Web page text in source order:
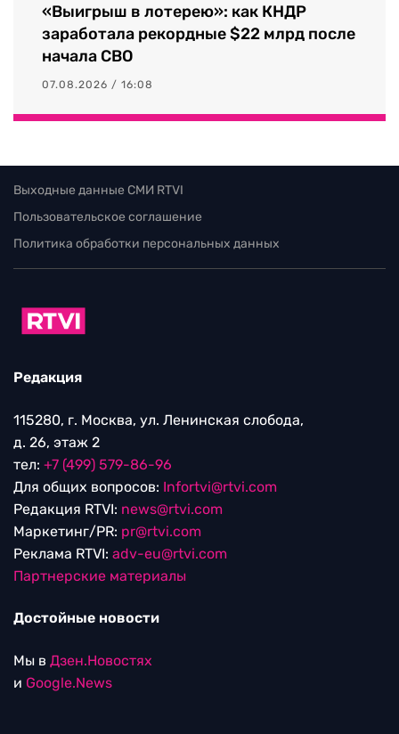
«Выигрыш в лотерею»: как КНДР
заработала рекордные $22 млрд после
начала СВО
07.08.2026 / 16:08
Выходные данные СМИ RTVI
Пользовательское соглашение
Политика обработки персональных данных
Редакция
115280, г. Москва, ул. Ленинская слобода,
д. 26, этаж 2
тел: +7 (499) 579-86-96
Для общих вопросов: Infortvi@rtvi.com
Редакция RTVI: news@rtvi.com
Маркетинг/PR: pr@rtvi.com
Реклама RTVI: adv-eu@rtvi.com
Партнерские материалы
Достойные новости
Мы в Дзен.Новостях
и Google.News